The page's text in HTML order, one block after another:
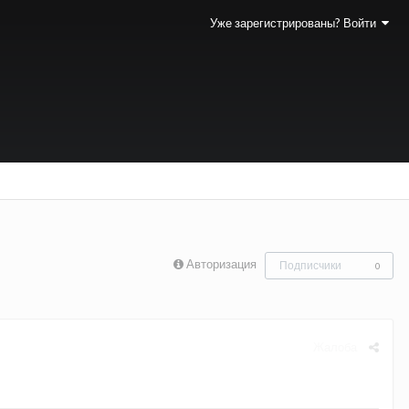
Уже зарегистрированы? Войти
Авторизация Подписчики 0